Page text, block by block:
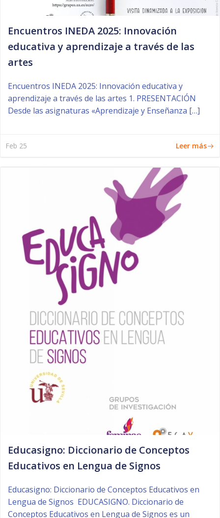
Encuentros INEDA 2025: Innovación
educativa y aprendizaje a través de las
artes
Encuentros INEDA 2025: Innovación educativa y
aprendizaje a través de las artes 1. PRESENTACIÓN
Desde las asignaturas «Aprendizaje y Enseñanza […]
Feb 25 Leer más
Educasigno: Diccionario de Conceptos
Educativos en Lengua de Signos
Educasigno: Diccionario de Conceptos Educativos en
Lengua de Signos EDUCASIGNO. Diccionario de
Conceptos Educativos en Lengua de Signos es un